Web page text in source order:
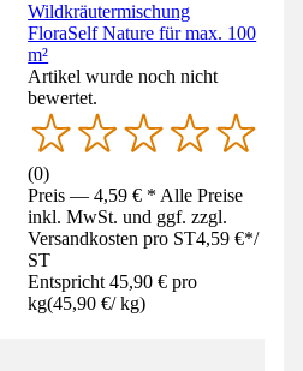
Wildkräutermischung
FloraSelf Nature für max. 100
m²
Artikel wurde noch nicht
bewertet.
(0)
Preis — 4,59 € * Alle Preise
inkl. MwSt. und ggf. zzgl.
Versandkosten pro ST4,59 €*/
ST
Entspricht 45,90 € pro
kg(45,90 €/ kg)